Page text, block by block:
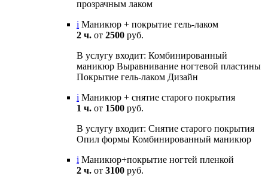
прозрачным лаком
i Маникюр + покрытие гель-лаком
2 ч. от 2500 руб.
В услугу входит: Комбинированный
маникюр Выравнивание ногтевой пластины
Покрытие гель-лаком Дизайн
i Маникюр + снятие старого покрытия
1 ч. от 1500 руб.
В услугу входит: Снятие старого покрытия
Опил формы Комбинированный маникюр
i Маникюр+покрытие ногтей пленкой
2 ч. от 3100 руб.